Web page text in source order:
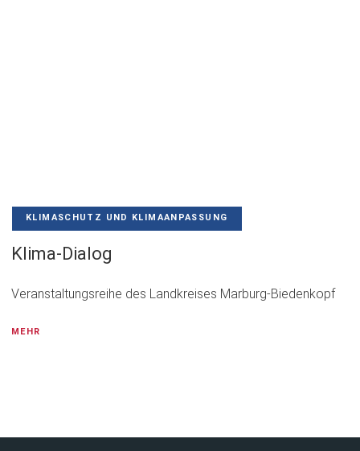
KLIMASCHUTZ UND KLIMAANPASSUNG
Klima-Dialog
Veranstaltungsreihe des Landkreises Marburg-Biedenkopf
MEHR